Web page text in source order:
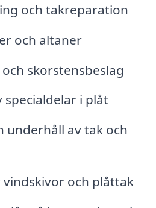
och takreparation
och altaner
skorstensbeslag
specialdelar i plåt
underhåll av tak och
och plåttak